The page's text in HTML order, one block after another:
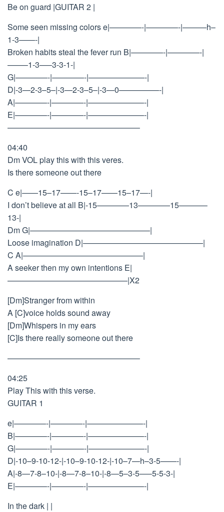
Be on guard |GUITAR 2 |
Some seen missing colors e|————-|————-|———h–
1-3——-|
Broken habits steal the fever run B|————-|————-|
——–1-3—–3-3-1-|
G|————-|————-|———————-|
D|-3—2-3–5–|-3—2-3–5–|-3—0—————-|
A|————-|————-|———————-|
E|————-|————-|———————-|
————————————————–
04:40
Dm VOL play this with this veres.
Is there someone out there
C e|——15–17——-15–17——15–17—-|
I don’t believe at all B|-15————13————15———–
13-|
Dm G|———————————————|
Loose imagination D|———————————————|
C A|———————————————|
A seeker then my own intentions E|
———————————————|X2
[Dm]Stranger from within
A [C]voice holds sound away
[Dm]Whispers in my ears
[C]Is there really someone out there
————————————————–
04:25
Play This with this verse.
GUITAR 1
e|————-|————-|———————-|
B|————-|————-|———————-|
G|————-|————-|———————-|
D|-10–9-10-12-|-10–9-10-12-|-10–7—h–3-5——-|
A|-8—7-8–10-|-8—7-8–10-|-8—5–3-5—–5-5-3-|
E|————-|————-|———————-|
In the dark | |